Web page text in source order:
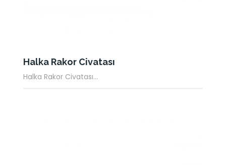
Halka Rakor Civatası
Halka Rakor Civatası...